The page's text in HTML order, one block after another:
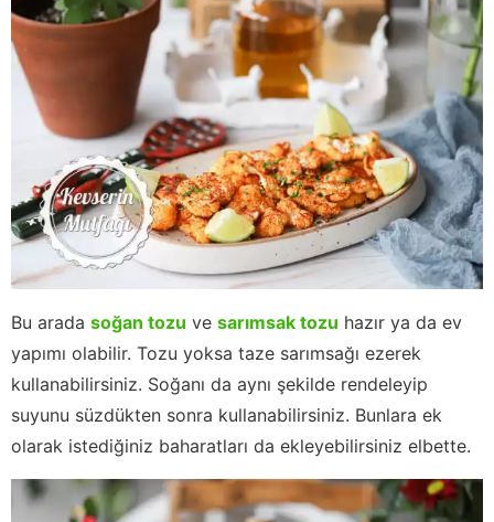
Bu arada soğan tozu ve sarımsak tozu hazır ya da ev
yapımı olabilir. Tozu yoksa taze sarımsağı ezerek
kullanabilirsiniz. Soğanı da aynı şekilde rendeleyip
suyunu süzdükten sonra kullanabilirsiniz. Bunlara ek
olarak istediğiniz baharatları da ekleyebilirsiniz elbette.